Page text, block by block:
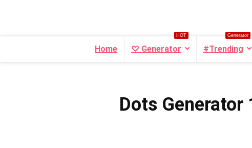
Home ♡ Generator
HOT
#Trending
Generator
Dots Generator